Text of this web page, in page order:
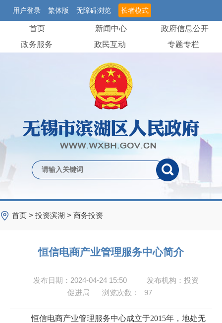
用户登录 繁体版 无障碍浏览 长者模式
首页 新闻中心
政府信息公开
政务服务
政民互动 专题专栏
首页 > 投资滨湖 > 商务投资
恒信电商产业管理服务中心简介
发布日期：2024-04-24 15:50
发布机构：投资
促进局
浏览次数： 97
恒信电商产业管理服务中心成立于2015年，地处无